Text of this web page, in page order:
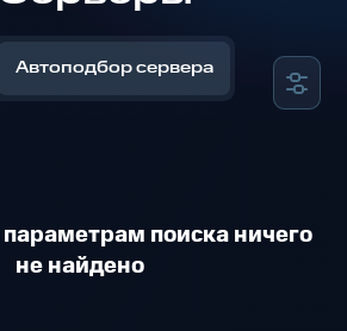
Автоподбор сервера
поиска ничего
не найдено